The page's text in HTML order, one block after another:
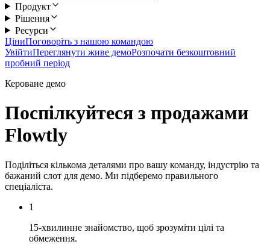
Продукт
Рішення
Ресурси
ЦіниПоговоріть з нашою командою
УвійтиПереглянути живе демоРозпочати безкоштовний
пробний період
Кероване демо
Поспілкуйтеся з продажами
Flowtly
Поділіться кількома деталями про вашу команду, індустрію та
бажаний слот для демо. Ми підберемо правильного
спеціаліста.
1
15-хвилинне знайомство, щоб зрозуміти цілі та
обмеження.